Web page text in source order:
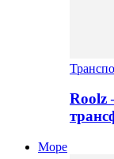
Roolz
Море